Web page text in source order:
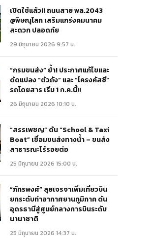
เปิดใช้แล้ว!! ถนนสาย พล.2043
@พิษณุโลก เสริมแกร่งคมนาคม
สะดวก ปลอดภัย
29 มิถุนายน 2026 9:57 น.
“กรมขนส่ง” ย้ำ! ประกาศแก้ไขและ
ดัดแปลง “ตัวถัง” และ “โครงคัสซี”
รถโดยสาร เริ่ม 1 ก.ค.นี้!!
26 มิถุนายน 2026 10:10 น.
“สรรเพชญ” ดัน “School & Taxi
Boat” เชื่อมขนส่งทางน้ำ – ขนส่ง
สาธารณะไร้รอยต่อ
25 มิถุนายน 2026 15:00 น.
“ภัทรพงศ์” ลุยเจรจาเพิ่มเที่ยวบิน
ยกระดับท่าอากาศยานภูมิภาค ดัน
อุดรธานีสู่ศูนย์กลางการบินระดับ
นานาชาติ
25 มิถุนายน 2026 14:37 น.